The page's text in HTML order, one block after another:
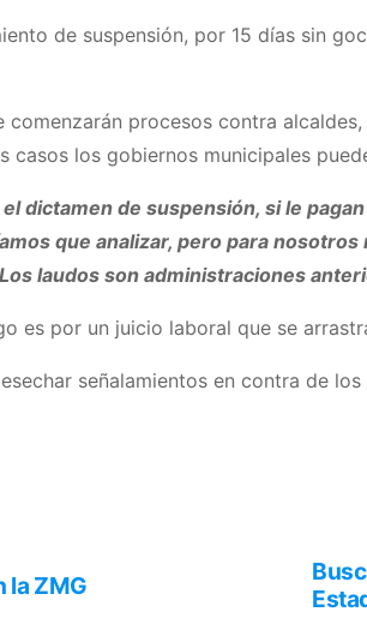
de suspensión, por 15 días sin
procesos contra
los gobiernos municipales
dictamen de suspensión, si le
que analizar, pero para
laudos son administraciones
es por un juicio laboral que se
señalamientos en contra de
la ZMG